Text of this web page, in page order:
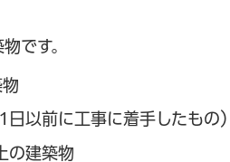
です。
以前に工事に着手したもの）
の建築物